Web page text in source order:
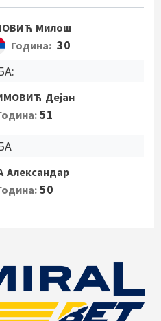
Милош
Година: 30
Дејан
51
Александар
50